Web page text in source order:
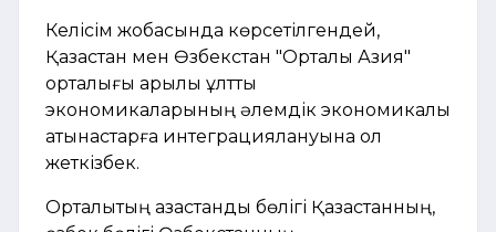
Келісім жобасында көрсетілгендей,
Қазақстан мен Өзбекстан "Орталық Азия"
орталығы арқылы ұлттық
экономикаларының әлемдік экономикалық
қатынастарға интеграциялануына қол
жеткізбек.
Орталықтың қазақстандық бөлігі Қазақстанның,